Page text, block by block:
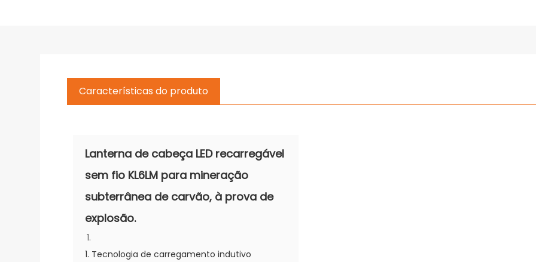
Características do produto
Lanterna de cabeça LED recarregável
sem fio KL6LM para mineração
subterrânea de carvão, à prova de
explosão.
1. Tecnologia de carregamento indutivo